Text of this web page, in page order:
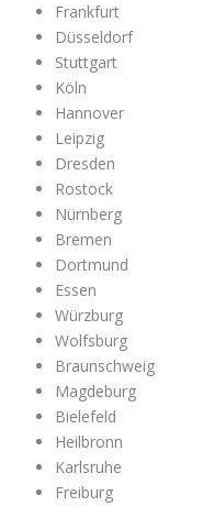
Frankfurt
Düsseldorf
Stuttgart
Köln
Hannover
Leipzig
Dresden
Rostock
Nürnberg
Bremen
Dortmund
Essen
Würzburg
Wolfsburg
Braunschweig
Magdeburg
Bielefeld
Heilbronn
Karlsruhe
Freiburg